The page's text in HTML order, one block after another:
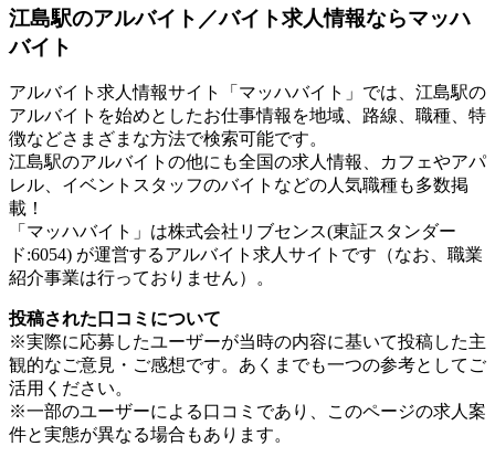
江島駅のアルバイト／バイト求人情報ならマッハ
バイト
アルバイト求人情報サイト「マッハバイト」では、江島駅の
アルバイトを始めとしたお仕事情報を地域、路線、職種、特
徴などさまざまな方法で検索可能です。
江島駅のアルバイトの他にも全国の求人情報、カフェやアパ
レル、イベントスタッフのバイトなどの人気職種も多数掲
載！
「マッハバイト」は株式会社リブセンス(東証スタンダー
ド:6054) が運営するアルバイト求人サイトです（なお、職業
紹介事業は行っておりません）。
投稿された口コミについて
※実際に応募したユーザーが当時の内容に基いて投稿した主
観的なご意見・ご感想です。あくまでも一つの参考としてご
活用ください。
※一部のユーザーによる口コミであり、このページの求人案
件と実態が異なる場合もあります。